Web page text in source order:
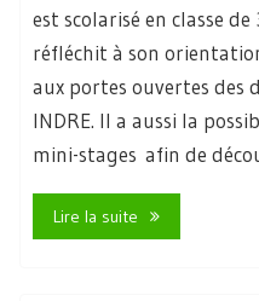
est scolarisé en classe de
réfléchit à son
aux portes ouvertes des
INDRE. Il a aussi la
mini-stages afin de
Lire la suite